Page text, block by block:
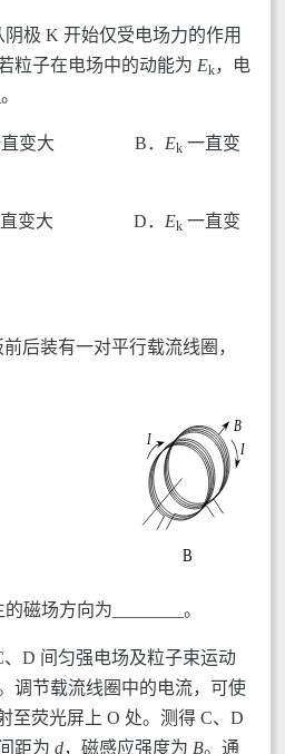
阴极 K 开始仅受电场力的作用
粒子在电场中的动能为 Ek，电
直变大 B． Ek 一直变
直变大 D． Ek 一直变
后装有一对平行载流线圈，
磁场方向为________。
、D 间匀强电场及粒子束运动
调节载流线圈中的电流，可使
至荧光屏上 O 处。测得 C、D
距为 d，磁感应强度为 B。通